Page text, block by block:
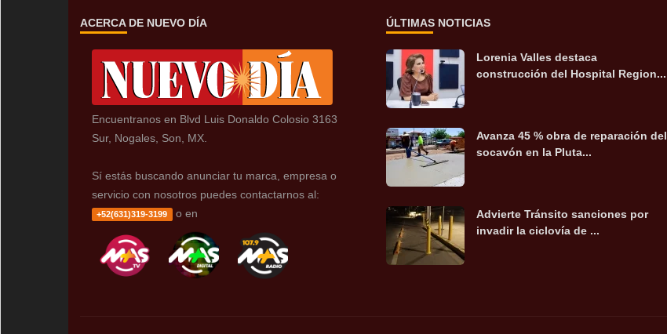
ACERCA DE NUEVO DÍA
Encuentranos en Blvd Luis Donaldo Colosio 3163
Sur, Nogales, Son, MX.
Sí estás buscando anunciar tu marca, empresa o
servicio con nosotros puedes contactarnos al:
+52(631)319-3199 o en
ÚLTIMAS NOTICIAS
Lorenia Valles destaca
construcción del Hospital Region...
Avanza 45 % obra de reparación del
socavón en la Pluta...
Advierte Tránsito sanciones por
invadir la ciclovía de ...